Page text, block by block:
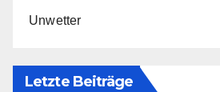
Unwetter
Letzte Beiträge